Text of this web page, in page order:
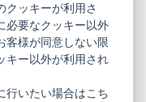
クッキーが利用さ
必要なクッキー以外
客様が同意しない限
キー以外が利用され
行いたい場合はこち